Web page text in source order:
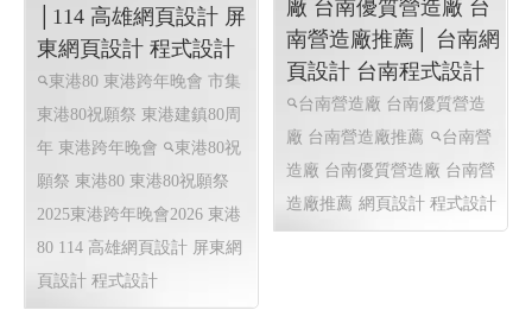
廠維運, 太陽能熱影像空拍,
太陽能建造, 太陽能規劃 高
雄網頁設計,RWD 響應式網頁
設計, 關鍵字自然優化, 企業
形象網頁設計
計, 線上金流串接服務, 客制
化網頁設計,RWD 響應式網
頁設計, 線上金流串接服務,
客制化網頁設計.高雄網頁設
計